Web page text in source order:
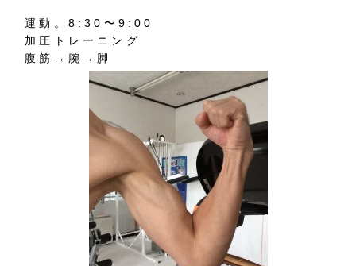
運動。8:30〜9:00
加圧トレーニング
腹筋→腕→脚